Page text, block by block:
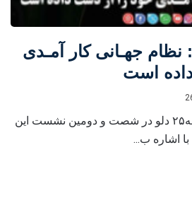
جهـانی کار آمـدی
است
فریدرش مرتس روز جمعه۲۵ دلو در شصت و دومین نشست این
اشاره ب...